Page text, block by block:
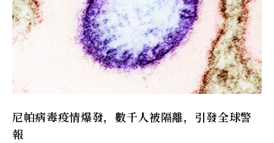
尼帕病毒疫情爆發，數千人被隔離，引發全球警
報